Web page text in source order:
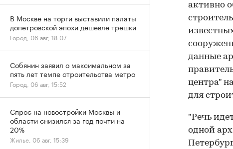
активно
данные
центра"
для
"Речь
одной
В Москве на торги выставили палаты
допетровской эпохи дешевле трешки
Город, 06 авг, 18:07
Собянин заявил о максимальном за
пять лет темпе строительства метро
Город, 06 авг, 15:52
Спрос на новостройки Москвы и
области снизился за год почти на
20%
Жилье, 06 авг, 15:39